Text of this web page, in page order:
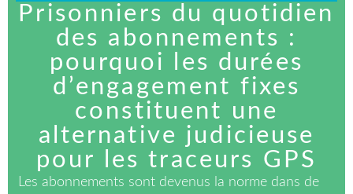
Prisonniers du quotidien
des abonnements :
pourquoi les durées
d’engagement fixes
constituent une
alternative judicieuse
pour les traceurs GPS
Les abonnements sont devenus la norme dans de